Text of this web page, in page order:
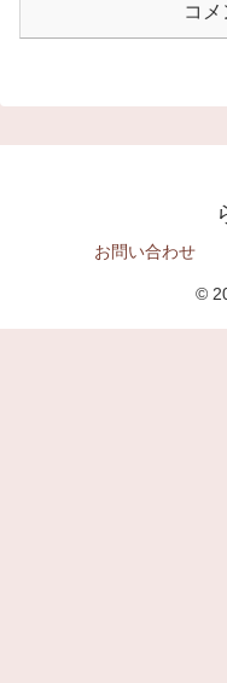
コ
お問い合わせ
©